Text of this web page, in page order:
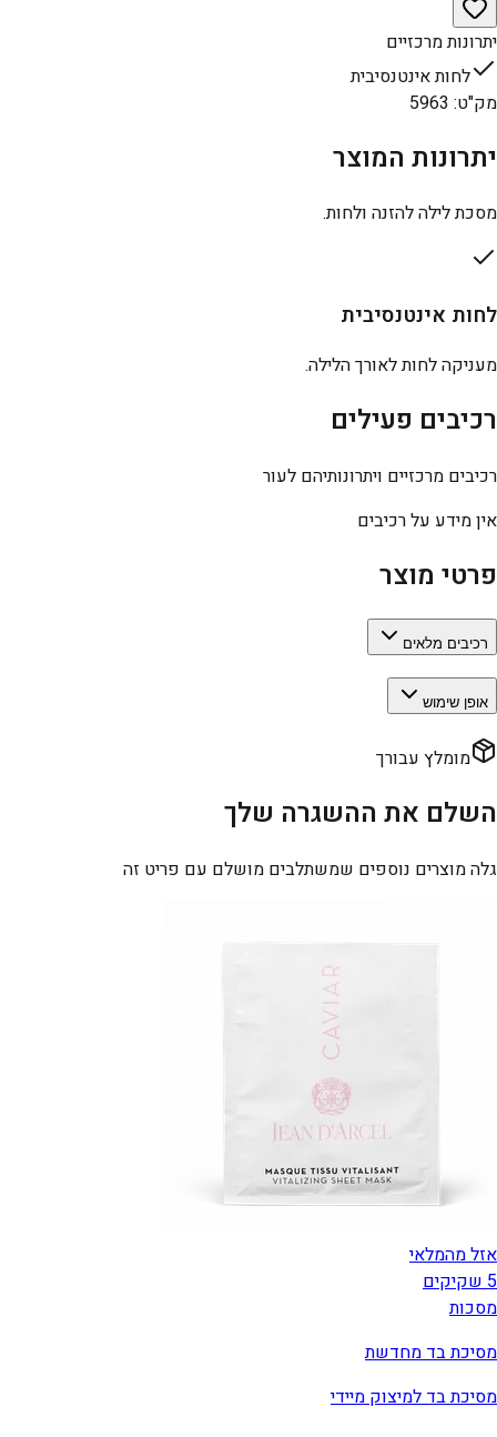
יתרונות מרכזיים
לחות אינטנסיבית
מק"ט:
5963
יתרונות המוצר
מסכת לילה להזנה ולחות.
לחות אינטנסיבית
מעניקה לחות לאורך הלילה.
רכיבים פעילים
רכיבים מרכזיים ויתרונותיהם לעור
אין מידע על רכיבים
פרטי מוצר
רכיבים מלאים
אופן שימוש
מומלץ עבורך
השלם את ההשגרה שלך
גלה מוצרים נוספים שמשתלבים מושלם עם פריט זה
אזל מהמלאי
5 שקיקים
מסכות
מסיכת בד מחדשת
מסיכת בד למיצוק מיידי